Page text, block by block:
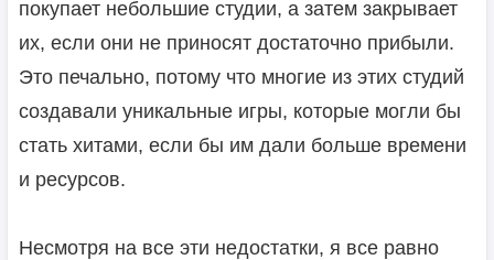
покупает небольшие студии, а затем закрывает
их, если они не приносят достаточно прибыли.
Это печально, потому что многие из этих студий
создавали уникальные игры, которые могли бы
стать хитами, если бы им дали больше времени
и ресурсов.
Несмотря на все эти недостатки, я все равно